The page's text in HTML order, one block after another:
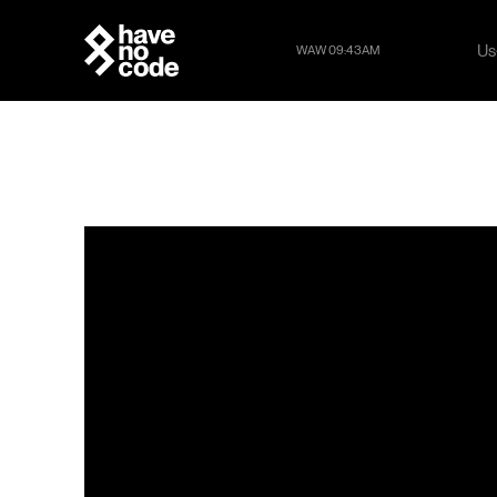
WAW 09:43AM